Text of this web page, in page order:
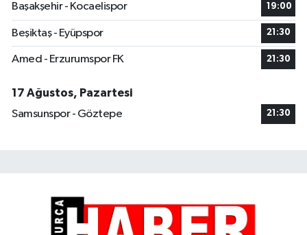
Başakşehir - Kocaelispor
19:00
Beşiktaş - Eyüpspor 21:30
Amed - Erzurumspor FK 21:30
17 Ağustos, Pazartesi
Samsunspor - Göztepe
21:30